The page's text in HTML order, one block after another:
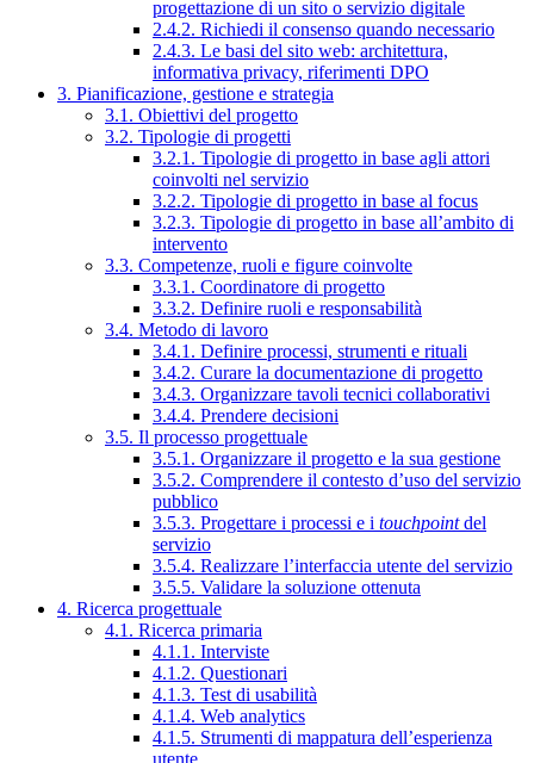
progettazione di un sito o servizio digitale
2.4.2. Richiedi il consenso quando necessario
2.4.3. Le basi del sito web: architettura,
informativa privacy, riferimenti DPO
3. Pianificazione, gestione e strategia
3.1. Obiettivi del progetto
3.2. Tipologie di progetti
3.2.1. Tipologie di progetto in base agli attori
coinvolti nel servizio
3.2.2. Tipologie di progetto in base al focus
3.2.3. Tipologie di progetto in base all’ambito di
intervento
3.3. Competenze, ruoli e figure coinvolte
3.3.1. Coordinatore di progetto
3.3.2. Definire ruoli e responsabilità
3.4. Metodo di lavoro
3.4.1. Definire processi, strumenti e rituali
3.4.2. Curare la documentazione di progetto
3.4.3. Organizzare tavoli tecnici collaborativi
3.4.4. Prendere decisioni
3.5. Il processo progettuale
3.5.1. Organizzare il progetto e la sua gestione
3.5.2. Comprendere il contesto d’uso del servizio
pubblico
3.5.3. Progettare i processi e i touchpointdel
servizio
3.5.4. Realizzare l’interfaccia utente del servizio
3.5.5. Validare la soluzione ottenuta
4. Ricerca progettuale
4.1. Ricerca primaria
4.1.1. Interviste
4.1.2. Questionari
4.1.3. Test di usabilità
4.1.4. Web analytics
4.1.5. Strumenti di mappatura dell’esperienza
utente